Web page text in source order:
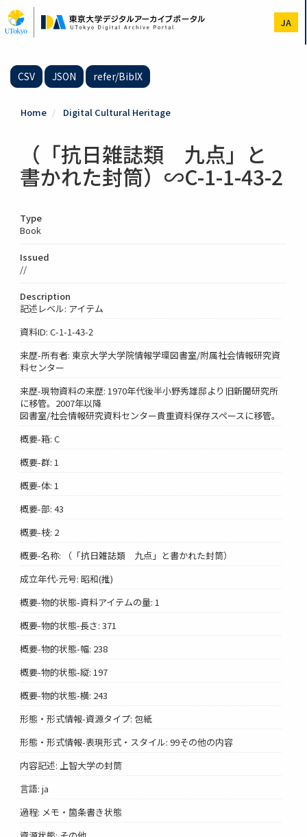
to
main
JA
CSV JSON refer/BibIX
Home Digital Cultural Heritage
（「抗日雑誌類 九点」と
書かれた封筒）∽C-1-1-43-2
Type
Book
Issued
//
Description
記述レベル: アイテム
資料ID: C-1-1-43-2
来歴-所有者: 東京大学大学院情報学環図書室/附属社会情報研究資
料センター
来歴-現物資料の来歴: 1970年代後半小野秀雄邸より旧新聞研究所
に移管。2007年以降
図書室/社会情報研究資料センター貴重資料保存スペースに移管。
概要-箱: C
概要-群: 1
概要-体: 1
概要-部: 43
概要-枝: 2
概要-名称: （「抗日雑誌類 九点」と書かれた封筒）
成立年代-元号: 昭和(推)
概要-物的状態-資料アイテムの量: 1
概要-物的状態-長さ: 371
概要-物的状態-幅: 238
概要-物的状態-縦: 197
概要-物的状態-横: 243
形態・形式情報-資源タイプ: 包紙
形態・形式情報-表現形式・スタイル: 99その他の内容
内容記述: 上智大学の封筒
言語: ja
過程: メモ・箇条書き状態